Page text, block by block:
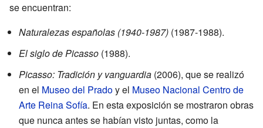
se encuentran:
Naturalezas españolas (1940-1987) (1987-1988).
El siglo de Picasso (1988).
Picasso: Tradición y vanguardia (2006), que se realizó
en el Museo del Pradoy el Museo Nacional Centro de
Arte Reina Sofía. En esta exposición se mostraron obras
que nunca antes se habían visto juntas, como la